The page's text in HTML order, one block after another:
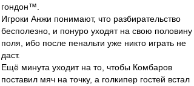
гондон™.
Игроки Анжи понимают, что разбирательство
бесполезно, и понуро уходят на свою половину
поля, ибо после пенальти уже никто играть не
даст.
Ещё минута уходит на то, чтобы Комбаров
поставил мяч на точку, а голкипер гостей встал